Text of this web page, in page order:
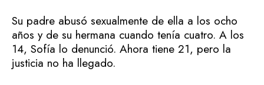
Su padre abusó sexualmente de ella a los ocho
años y de su hermana cuando tenía cuatro. A los
14, Sofía lo denunció. Ahora tiene 21, pero la
justicia no ha llegado.